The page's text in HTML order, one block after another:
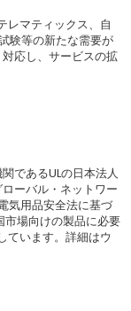
レマティックス、自
験等の新たな需要が
応し、サービスの拡
であるULの日本法人
ーバル・ネットワー
気用品安全法に基づ
市場向けの製品に必要
ています。詳細はウ